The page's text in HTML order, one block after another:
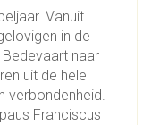
Vanuit
in de
naar
uit de hele
verbondenheid.
Franciscus